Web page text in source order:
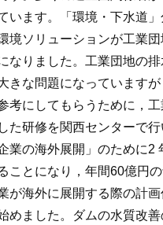
います。「環境・下水道」
境ソリューションが工業
なりました。工業団地の排
きな問題になっています
考にしてもらうために，
た研修を関西センターで行
業の海外展開」のために2
ことになり，年間60億円
が海外に展開する際の計
めました。ダムの水質改